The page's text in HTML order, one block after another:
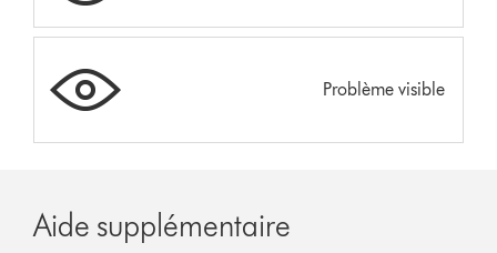
Problème visible
Aide supplémentaire